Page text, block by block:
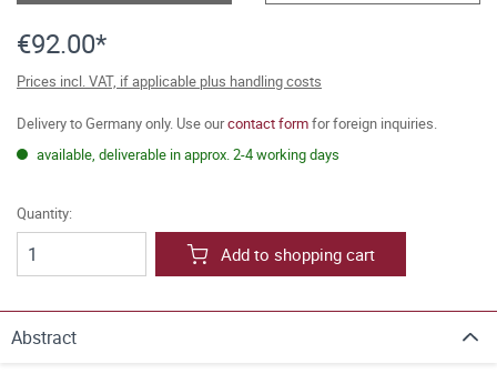
€92.00*
Prices incl. VAT, if applicable plus handling costs
Delivery to Germany only. Use ourcontact formfor foreign inquiries.
available, deliverable in approx. 2-4 working days
Quantity:
Add to shopping cart
Abstract